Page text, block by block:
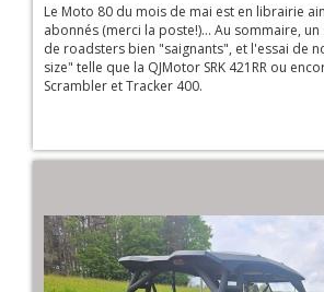
Le Moto 80 du mois de mai est en librairie
abonnés (merci la poste!)... Au sommaire,
de roadsters bien "saignants", et l'essai de
size" telle que la QJMotor SRK 421RR ou
Scrambler et Tracker 400.